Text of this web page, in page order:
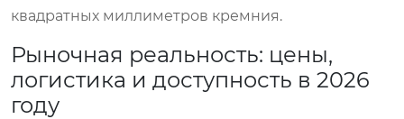
квадратных миллиметров кремния.
Рыночная реальность: цены,
логистика и доступность в 2026
году